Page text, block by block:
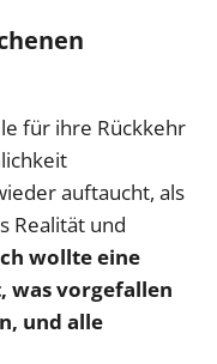
für ihre Rückkehr
auftaucht, als
Realität und
wollte eine
was vorgefallen
und alle